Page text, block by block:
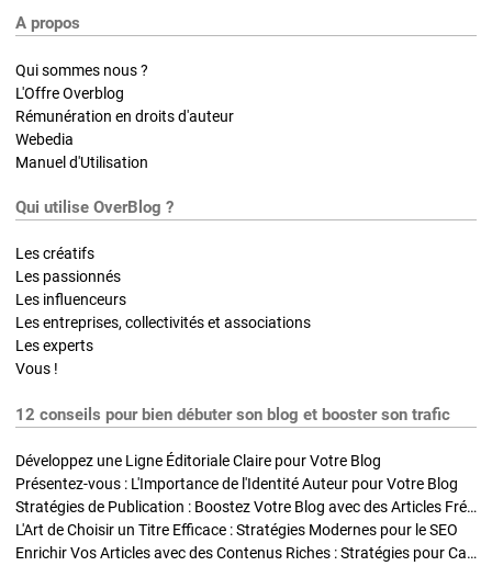
A propos
Qui sommes nous ?
L'Offre Overblog
Rémunération en droits d'auteur
Webedia
Manuel d'Utilisation
Qui utilise OverBlog ?
Les créatifs
Les passionnés
Les influenceurs
Les entreprises, collectivités et associations
Les experts
Vous !
12 conseils pour bien débuter son blog et booster son trafic
Développez une Ligne Éditoriale Claire pour Votre Blog
Présentez-vous : L'Importance de l'Identité Auteur pour Votre Blog
Stratégies de Publication : Boostez Votre Blog avec des Articles Fréquents et Exclusifs
L'Art de Choisir un Titre Efficace : Stratégies Modernes pour le SEO
Enrichir Vos Articles avec des Contenus Riches : Stratégies pour Captiver et Optimiser